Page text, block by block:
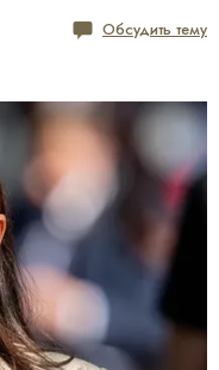
Обсудить тему